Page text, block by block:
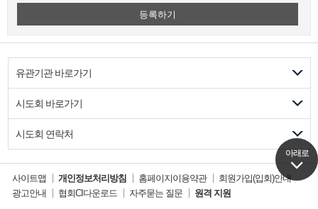
아래로
등록하기
유관기관 바로가기
시도회 바로가기
시도회 연락처
사이트맵 개인정보처리방침 홈페이지이용약관
회원가입(입회)안내
광고안내
협회CI다운로드 자주묻는 질문 원격 지원
아래로